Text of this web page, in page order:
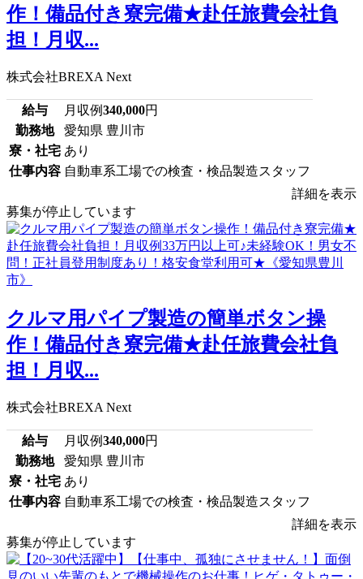
作！備品付き寮完備★赴任旅費会社負
担！月収...
株式会社BREXA Next
給与 月収例340,000円
勤務地
愛知県 豊川市
寮・社宅 あり
仕事内容 自動車系工場での検査・検品製造スタッフ
詳細を表示
募集が停止しています
クルマ用パイプ製造の簡単ボタン操
作！備品付き寮完備★赴任旅費会社負
担！月収...
株式会社BREXA Next
給与 月収例340,000円
勤務地
愛知県 豊川市
寮・社宅 あり
仕事内容 自動車系工場での検査・検品製造スタッフ
詳細を表示
募集が停止しています